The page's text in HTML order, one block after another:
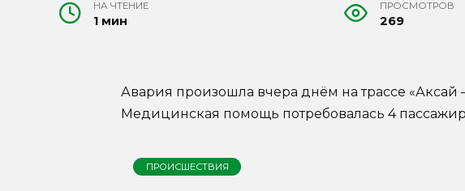
НА ЧТЕНИЕ
1 мин
ПРОСМОТРОВ
269
Авария произошла вчера днём на трассе
Медицинская помощь потребовалась 4
ПРОИСШЕСТВИЯ